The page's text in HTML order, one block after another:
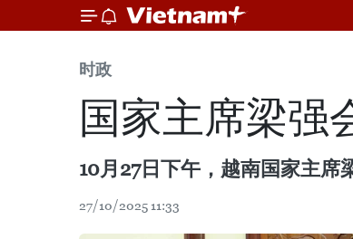
时政
国家主席梁强
10月27日下午，越南国家主席
27/10/2025 11:33